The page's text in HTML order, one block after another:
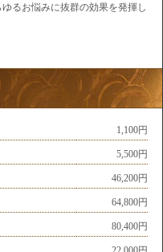
るお悩みに抜群の効果を発揮し
1,100円
5,500円
46,200円
64,800円
80,400円